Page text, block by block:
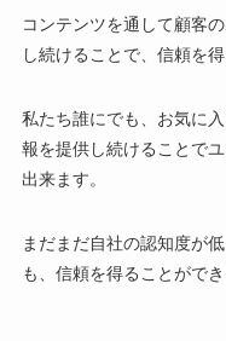
コンテンツを通して顧客
し続けることで、信頼を
私たち誰にでも、お気に
報を提供し続けることで
出来ます。
まだまだ自社の認知度が
も、信頼を得ることがで